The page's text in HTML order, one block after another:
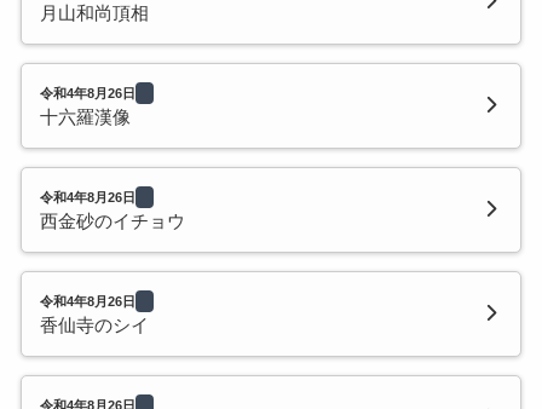
月山和尚頂相
令和4年8月26日
十六羅漢像
令和4年8月26日
西金砂のイチョウ
令和4年8月26日
香仙寺のシイ
令和4年8月26日